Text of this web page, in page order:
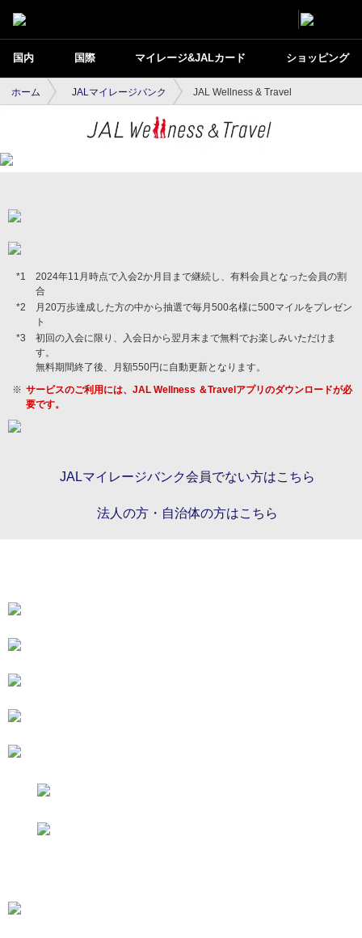
国内 国際 マイレージ&JALカード ショッピング
ホーム JALマイレージバンク JAL Wellness & Travel
2024年11月時点で入会2か月目まで継続し、有料会員となった会員の割
合
月20万歩達成した方の中から抽選で毎月500名様に500マイルをプレゼン
ト
初回の入会に限り、入会日から翌月末まで無料でお楽しみいただけま
す。
無料期間終了後、月額550円に自動更新となります。
サービスのご利用には、JAL Wellness ＆Travelアプリのダウンロードが必
要です。
JALマイレージバンク会員でない方はこちら
法人の方・自治体の方はこちら